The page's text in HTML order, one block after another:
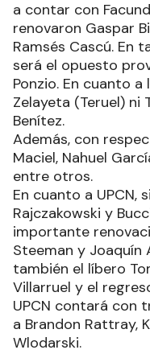
a contar con
renovaron Gaspar
Ramsés Cascú. En
será el opuesto
Ponzio. En cuanto
Zelayeta (Teruel) ni
Benítez.
Además, con
Maciel, Nahuel
entre otros.
En cuanto a UPCN,
Rajczakowski y
importante
Steeman y Joaquín
también el líbero
Villarruel y el
UPCN contará con
a Brandon Rattray,
Wlodarski.